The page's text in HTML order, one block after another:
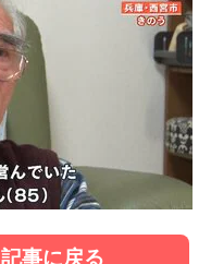
記事に戻る